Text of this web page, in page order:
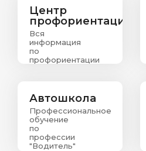
абитуриентов
Центр
профориентации
Вся
информация
по
профориентации
Автошкола
Профессиональное
обучение
по
профессии
"Водитель"